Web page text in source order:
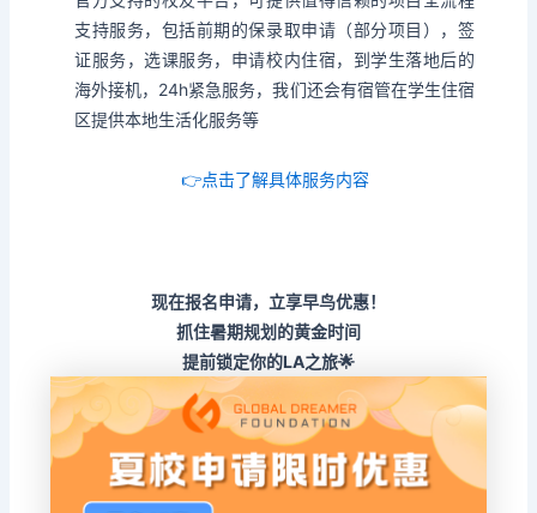
支持服务，包括前期的保录取申请（部分项目），签
证服务，选课服务，申请校内住宿，到学生落地后的
海外接机，24h紧急服务，我们还会有宿管在学生住宿
区提供本地生活化服务等
👉点击了解具体服务内容
现在报名申请，立享早鸟优惠！
抓住暑期规划的黄金时间
提前锁定你的LA之旅🌟